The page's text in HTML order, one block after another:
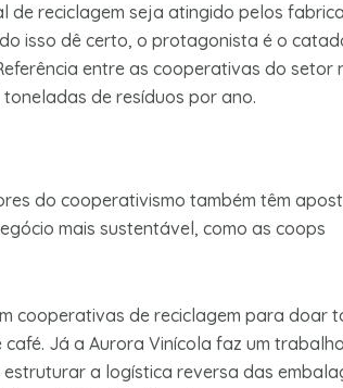
reciclagem seja atingido pelos
isso dê certo, o protagonista é o
entre as cooperativas do setor
toneladas de resíduos por ano.
do cooperativismo também têm
mais sustentável, como as coops
cooperativas de reciclagem para doar
Já a Aurora Vinícola faz um
a logística reversa das